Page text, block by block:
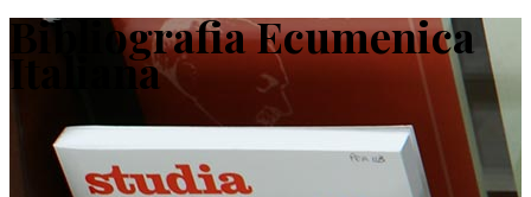
Bibliografia Ecumenica
Italiana